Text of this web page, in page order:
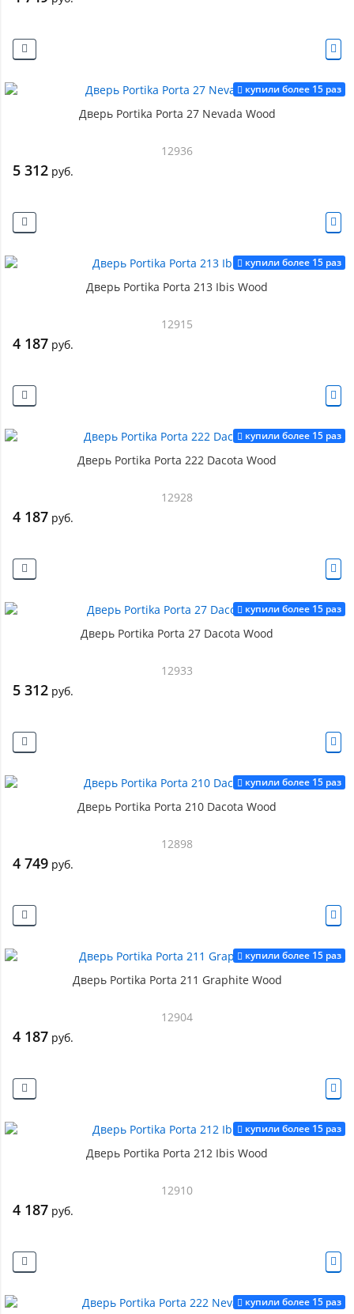
купили более 15 раз
Дверь Portika Porta 27 Nevada Wood
12936
5 312 руб.
купили более 15 раз
Дверь Portika Porta 213 Ibis Wood
12915
4 187 руб.
купили более 15 раз
Дверь Portika Porta 222 Dacota Wood
12928
4 187 руб.
купили более 15 раз
Дверь Portika Porta 27 Dacota Wood
12933
5 312 руб.
купили более 15 раз
Дверь Portika Porta 210 Dacota Wood
12898
4 749 руб.
купили более 15 раз
Дверь Portika Porta 211 Graphite Wood
12904
4 187 руб.
купили более 15 раз
Дверь Portika Porta 212 Ibis Wood
12910
4 187 руб.
купили более 15 раз